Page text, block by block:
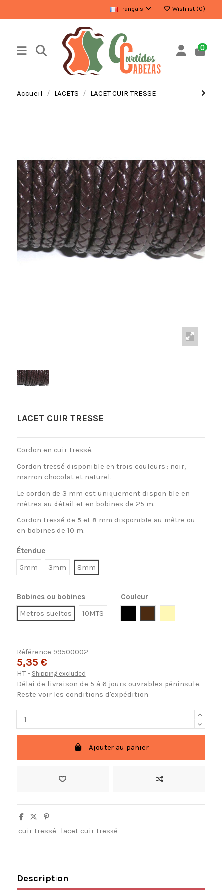
Français Wishlist (0)
0
Accueil LACETS LACET CUIR TRESSE
LACET CUIR TRESSE
Cordon en cuir tressé.
Cordon tressé disponible en trois couleurs : noir,
marron chocolat et naturel.
Le cordon de 3 mm est uniquement disponible en
mètres au détail et en bobines de 25 m.
Cordon tressé de 5 et 8 mm disponible au mètre ou
en bobines de 10 m.
Étendue
5mm
3mm 8mm
Bobines ou bobines
Metros sueltos
10MTS
Couleur
Référence 99500002
5,35 €
HT Shipping excluded
Délai de livraison de 5 à 6 jours ouvrables péninsule.
Reste voir les conditions d'expédition
Ajouter au panier
cuir tressé lacet cuir tressé
Description